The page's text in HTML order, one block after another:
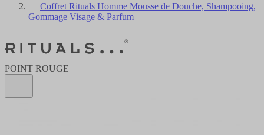
Coffret Rituals Homme Mousse de Douche, Shampooing,
Gommage Visage & Parfum
POINT ROUGE